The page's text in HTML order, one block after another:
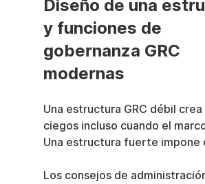
Diseño de una
y funciones de
gobernanza GRC
modernas
Una estructura GRC débil
ciegos incluso cuando el
Una estructura fuerte impone
Los consejos de